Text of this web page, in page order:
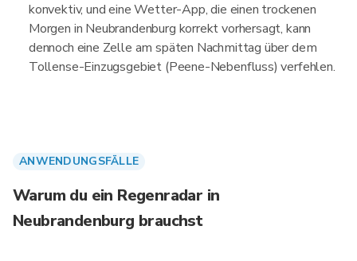
konvektiv, und eine Wetter-App, die einen trockenen
Morgen in Neubrandenburg korrekt vorhersagt, kann
dennoch eine Zelle am späten Nachmittag über dem
Tollense-Einzugsgebiet (Peene-Nebenfluss) verfehlen.
ANWENDUNGSFÄLLE
Warum du ein Regenradar in
Neubrandenburg brauchst